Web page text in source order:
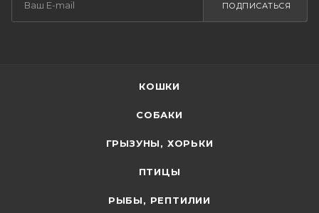
ПОДПИСАТЬСЯ
КОШКИ
СОБАКИ
ГРЫЗУНЫ, ХОРЬКИ
ПТИЦЫ
РЫБЫ, РЕПТИЛИИ